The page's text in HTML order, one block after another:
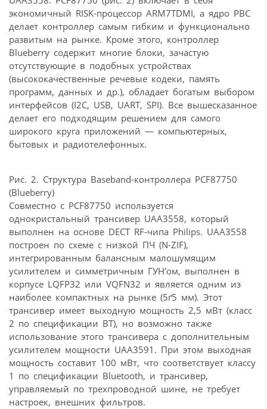
экономичный RISK-процессор ARM7TDMI, а ядро PBC
делает контроллер самым гибким и функционально
развитым на рынке. Кроме этого, контроллер
Blueberry содержит многие блоки, зачастую
отсутствующие в подобных устройствах
(высококачественные речевые кодеки, память
программ, данных и др.), обладает богатым выбором
интерфейсов (I2C, USB, UART, SPI). Все вышесказанное
делает его подходящим решением для самого
широкого круга приложений — компьютерных,
бытовых и радиотелефонных.
Рис. 2. Структура Baseband-контроллера PCF87750
(Blueberry)
Совместно с PCF87750 используется
однокристальный трансивер UAA3558, который
выполнен на основе DECT RF-чипа Philips. UAA3558
построен по схеме с низкой ПЧ (N-ZIF),
интегрированным балансным малошумящим
усилителем и симметричным ГУН’ом, выполнен в
корпусе LQFP32 или VQFN32 и является одним из
наиболее компактных на рынке (5ґ5 мм). Этот
трансивер имеет выходную мощность 2,5 мВт (класс
2 по спецификации BT), но возможно также
использование этого трансивера с дополнительным
усилителем мощности UAA3591. При этом выходная
мощность составит 100 мВт, что соответствует классу
1 по спецификации Bluetooth, и трансивер,
управляемый по трехпроводной шине, не требует
настроек, внешних фильтров.